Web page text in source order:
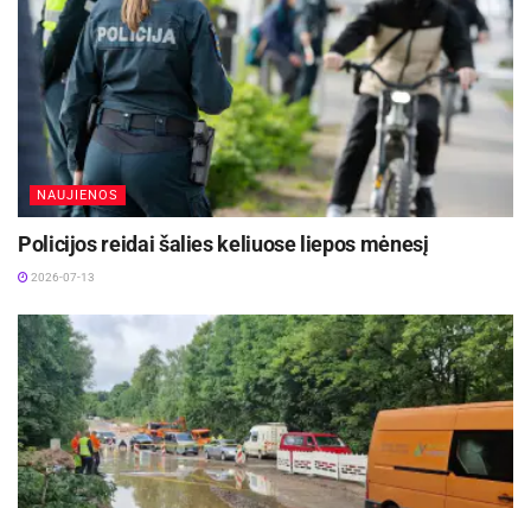
racionaliau naudojamos lėšos ir patalpos.
Ryšių su visuomene skyrius
NAUJIENOS
Policijos reidai šalies keliuose liepos mėnesį
2026-07-13